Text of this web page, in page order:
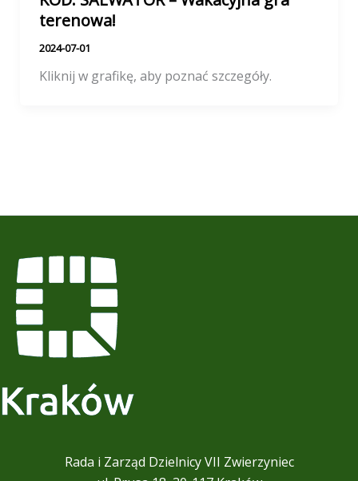
terenowa!
2024-07-01
Kliknij w grafikę, aby poznać szczegóły.
Rada i Zarząd Dzielnicy VII Zwierzyniec